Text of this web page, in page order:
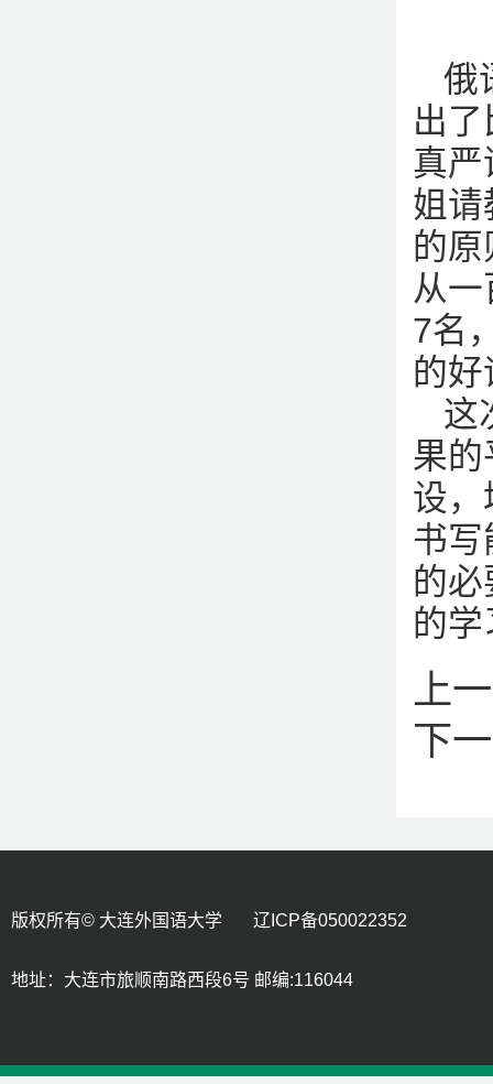
俄
出
真严
姐请
的
从
7名
的
这
果
设，
书
的
的
上
下
版权所有© 大连外国语大学 辽ICP备050022352
地址：大连市旅顺南路西段6号 邮编:116044